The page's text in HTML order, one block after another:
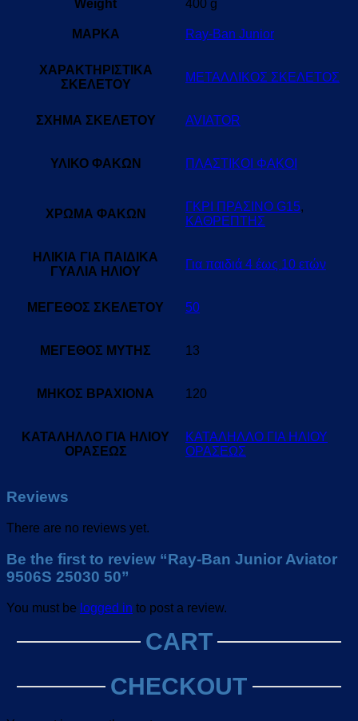
Weight 400 g
ΜΑΡΚΑ Ray-Ban Junior
ΧΑΡΑΚΤΗΡΙΣΤΙΚΑ
ΣΚΕΛΕΤΟΥ
ΜΕΤΑΛΛΙΚΟΣ ΣΚΕΛΕΤΟΣ
ΣΧΗΜΑ ΣΚΕΛΕΤΟΥ AVIATOR
ΥΛΙΚΟ ΦΑΚΩΝ ΠΛΑΣΤΙΚΟΙ ΦΑΚΟΙ
ΧΡΩΜΑ ΦΑΚΩΝ
ΓΚΡΙ ΠΡΑΣΙΝΟ G15,
ΚΑΘΡΕΠΤΗΣ
ΗΛΙΚΙΑ ΓΙΑ ΠΑΙΔΙΚΑ
ΓΥΑΛΙΑ ΗΛΙΟΥ
Για παιδιά 4 έως 10 ετών
ΜΕΓΕΘΟΣ ΣΚΕΛΕΤΟΥ 50
ΜΕΓΕΘΟΣ ΜΥΤΗΣ 13
ΜΗΚΟΣ ΒΡΑΧΙΟΝΑ 120
ΚΑΤΑΛΗΛΛΟ ΓΙΑ ΗΛΙΟΥ
ΟΡΑΣΕΩΣ
ΚΑΤΑΛΗΛΛΟ ΓΙΑ ΗΛΙΟΥ
ΟΡΑΣΕΩΣ
Reviews
There are no reviews yet.
Be the first to review “Ray-Ban Junior Aviator
9506S 25030 50”
You must be logged in to post a review.
CART
CHECKOUT